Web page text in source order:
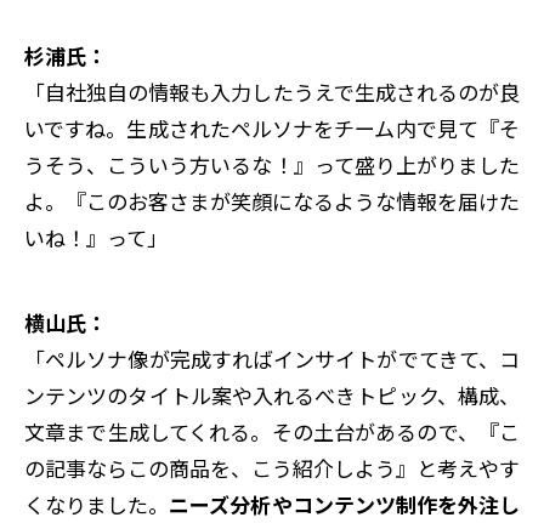
杉浦氏：
「自社独自の情報も入力したうえで生成されるのが良
いですね。生成されたペルソナをチーム内で見て『そ
うそう、こういう方いるな！』って盛り上がりました
よ。『このお客さまが笑顔になるような情報を届けた
いね！』って」
横山氏：
「ペルソナ像が完成すればインサイトがでてきて、コ
ンテンツのタイトル案や入れるべきトピック、構成、
文章まで生成してくれる。その土台があるので、『こ
の記事ならこの商品を、こう紹介しよう』と考えやす
くなりました。 ニーズ分析やコンテンツ制作を外注し